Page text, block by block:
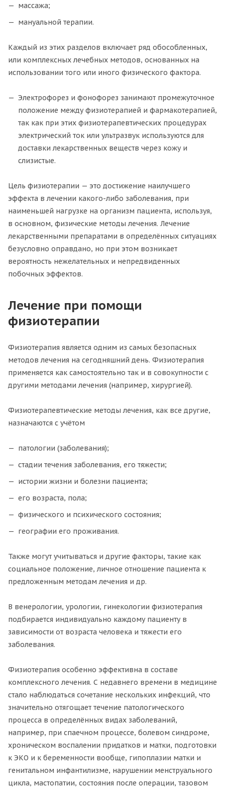
массажа;
мануальной терапии.
Каждый из этих разделов включает ряд обособленных,
или комплексных лечебных методов, основанных на
использовании того или иного физического фактора.
Электрофорез и фонофорез занимают промежуточное
положение между физиотерапией и фармакотерапией,
так как при этих физиотерапевтических процедурах
электрический ток или ультразвук используются для
доставки лекарственных веществ через кожу и
слизистые.
Цель физиотерапии — это достижение наилучшего
эффекта в лечении какого-либо заболевания, при
наименьшей нагрузке на организм пациента, используя,
в основном, физические методы лечения. Лечение
лекарственными препаратами в определённых ситуациях
безусловно оправдано, но при этом возникает
вероятность нежелательных и непредвиденных
побочных эффектов.
Лечение при помощи
физиотерапии
Физиотерапия является одним из самых безопасных
методов лечения на сегодняшний день. Физиотерапия
применяется как самостоятельно так и в совокупности с
другими методами лечения (например, хирургией).
Физиотерапевтические методы лечения, как все другие,
назначаются с учётом
патологии (заболевания);
стадии течения заболевания, его тяжести;
истории жизни и болезни пациента;
его возраста, пола;
физического и психического состояния;
географии его проживания.
Также могут учитываться и другие факторы, такие как
социальное положение, личное отношение пациента к
предложенным методам лечения и др.
В венерологии, урологии, гинекологии физиотерапия
подбирается индивидуально каждому пациенту в
зависимости от возраста человека и тяжести его
заболевания.
Физиотерапия особенно эффективна в составе
комплексного лечения. С недавнего времени в медицине
стало наблюдаться сочетание нескольких инфекций, что
значительно отягощает течение патологического
процесса в определённых видах заболеваний,
например, при спаечном процессе, болевом синдроме,
хроническом воспалении придатков и матки, подготовки
к ЭКО и к беременности вообще, гипоплазии матки и
генитальном инфантилизме, нарушении менструального
цикла, мастопатии, состояния после операции, тазовом